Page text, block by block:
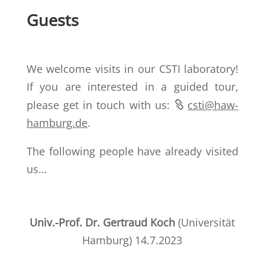
Guests
We welcome visits in our CSTI laboratory!
If you are interested in a guided tour,
please get in touch with us:
csti@haw-
hamburg.de.
The following people have already visited
us…
Univ.-Prof. Dr. Gertraud Koch(Universität
Hamburg) 14.7.2023